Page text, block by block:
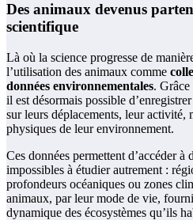
Des animaux devenus
scientifique
Là où la science progresse de
l’utilisation des animaux comme
données environnementales. Grâce
il est désormais possible
sur leurs déplacements, leur activité,
physiques de leur environnement.
Ces données permettent d’accéder
impossibles à étudier autrement :
profondeurs océaniques ou zones
animaux, par leur mode de vie,
dynamique des écosystèmes qu’ils